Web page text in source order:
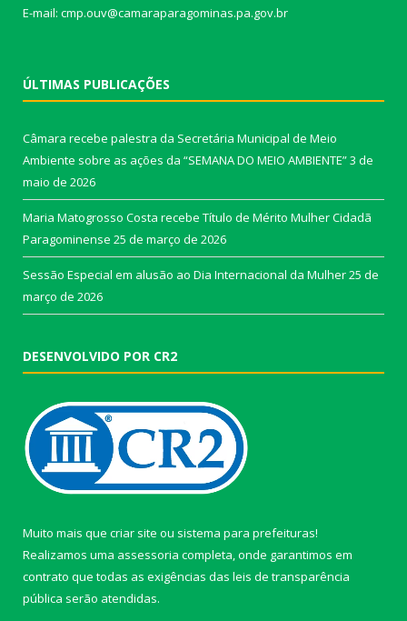
E-mail: cmp.ouv@camaraparagominas.pa.gov.br
ÚLTIMAS PUBLICAÇÕES
Câmara recebe palestra da Secretária Municipal de Meio
Ambiente sobre as ações da “SEMANA DO MEIO AMBIENTE”3 de
maio de 2026
Maria Matogrosso Costa recebe Título de Mérito Mulher Cidadã
Paragominense 25 de março de 2026
Sessão Especial em alusão ao Dia Internacional da Mulher25 de
março de 2026
DESENVOLVIDO POR CR2
Muito mais que criar site ou sistema para prefeituras!
Realizamos uma assessoria completa, onde garantimos em
contrato que todas as exigências das leis de transparência
pública serão atendidas.